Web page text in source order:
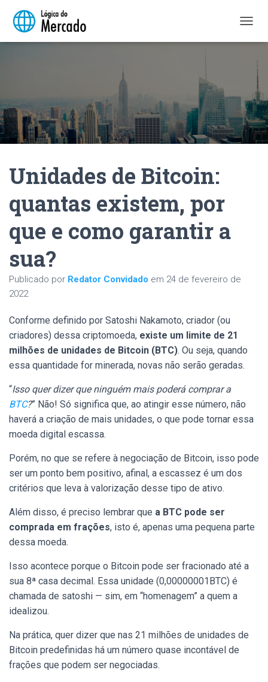
L
A
R
N
A
V
Unidades de Bitcoin:
quantas existem, por
que e como garantir a
sua?
Publicado por Redator Convidado em 24 de fevereiro de
2022
Conforme definido por Satoshi Nakamoto, criador (ou
criadores) dessa criptomoeda, existe um limite de 21
milhões de unidades de Bitcoin (BTC). Ou seja, quando
essa quantidade for minerada, novas não serão geradas.
“Isso quer dizer que ninguém mais poderá comprar a
BTC?” Não! Só significa que, ao atingir esse número, não
haverá a criação de mais unidades, o que pode tornar essa
moeda digital escassa.
Porém, no que se refere à negociação de Bitcoin, isso pode
ser um ponto bem positivo, afinal, a escassez é um dos
critérios que leva à valorização desse tipo de ativo.
Além disso, é preciso lembrar que a BTC pode ser
comprada em frações, isto é, apenas uma pequena parte
dessa moeda.
Isso acontece porque o Bitcoin pode ser fracionado até a
sua 8ª casa decimal. Essa unidade (0,00000001BTC) é
chamada de satoshi — sim, em “homenagem” a quem a
idealizou.
Na prática, quer dizer que nas 21 milhões de unidades de
Bitcoin predefinidas há um número quase incontável de
frações que podem ser negociadas.